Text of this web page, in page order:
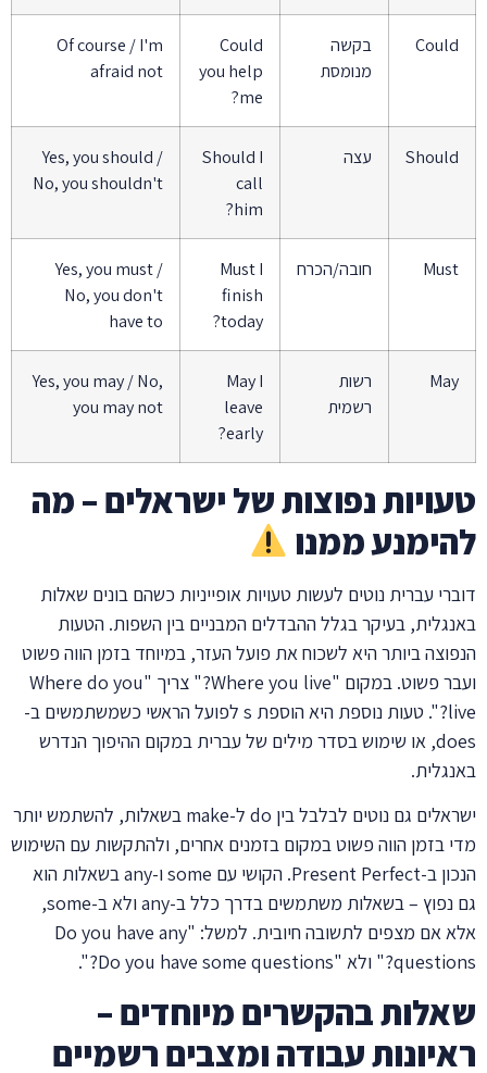
Could
בקשה
מנומסת
Could
you help
me?
Of course / I'm
afraid not
Should עצה
Should I
call
him?
Yes, you should /
No, you shouldn't
Must חובה/הכרח
Must I
finish
today?
Yes, you must /
No, you don't
have to
May
רשות
רשמית
May I
leave
early?
Yes, you may / No,
you may not
טעויות נפוצות של ישראלים – מה
להימנע ממנו
דוברי עברית נוטים לעשות טעויות אופייניות כשהם בונים שאלות
באנגלית, בעיקר בגלל ההבדלים המבניים בין השפות. הטעות
הנפוצה ביותר היא לשכוח את פועל העזר, במיוחד בזמן הווה פשוט
ועבר פשוט. במקום "Where you live?" צריך "Where do you
live?". טעות נוספת היא הוספת s לפועל הראשי כשמשתמשים ב-
does, או שימוש בסדר מילים של עברית במקום ההיפוך הנדרש
באנגלית.
ישראלים גם נוטים לבלבל בין do ל-make בשאלות, להשתמש יותר
מדי בזמן הווה פשוט במקום בזמנים אחרים, ולהתקשות עם השימוש
הנכון ב-Present Perfect. הקושי עם some ו-any בשאלות הוא
גם נפוץ – בשאלות משתמשים בדרך כלל ב-any ולא ב-some,
אלא אם מצפים לתשובה חיובית. למשל: "Do you have any
questions?" ולא "Do you have some questions?".
שאלות בהקשרים מיוחדים –
ראיונות עבודה ומצבים רשמיים